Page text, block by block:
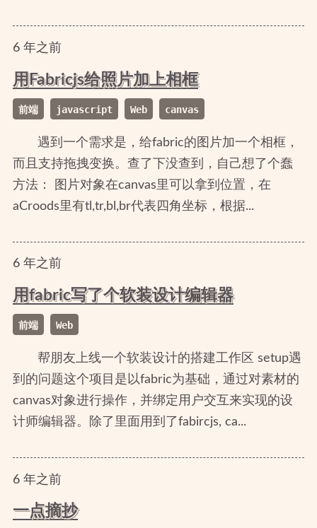
6年之前
用Fabricjs给照片加上相框
前端 javascript Web canvas
遇到一个需求是，给fabric的图片加一个相框，
而且支持拖拽变换。查了下没查到，自己想了个蠢
方法： 图片对象在canvas里可以拿到位置，在
aCroods里有tl,tr,bl,br代表四角坐标，根据...
6年之前
用fabric写了个软装设计编辑器
前端 Web
帮朋友上线一个软装设计的搭建工作区 setup遇
到的问题这个项目是以fabric为基础，通过对素材的
canvas对象进行操作，并绑定用户交互来实现的设
计师编辑器。除了里面用到了fabircjs, ca...
6年之前
一点摘抄